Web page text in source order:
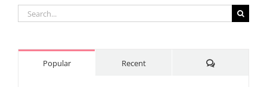
Search
for:
Popular Recent Comments